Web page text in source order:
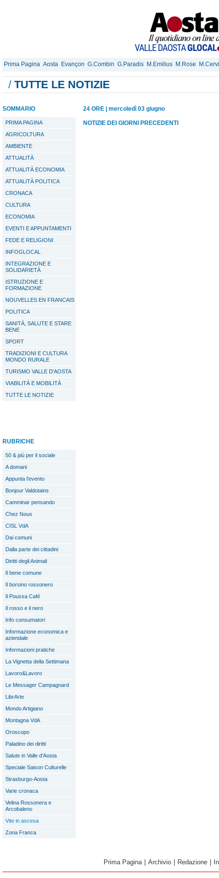
Prima Pagina Aosta Evançon G.Combin G.Paradis M.Emilius M.Rose
/ TUTTE LE NOTIZIE
SOMMARIO
PRIMA PAGINA
AGRICOLTURA
AMBIENTE
ATTUALITÀ
ATTUALITÀ ECONOMIA
ATTUALITÀ POLITICA
CRONACA
CULTURA
ECONOMIA
EVENTI E APPUNTAMENTI
FEDE E RELIGIONI
INFOGLOCAL
INTEGRAZIONE E
SOLIDARIETÀ
ISTRUZIONE E
FORMAZIONE
NOUVELLES EN FRANCAIS
POLITICA
SANITÀ, SALUTE E STARE
BENE
SPORT
TRADIZIONI E CULTURA
MONDO RURALE
TURISMO VALLE D'AOSTA
VIABILITÀ E MOBILITÀ
TUTTE LE NOTIZIE
RUBRICHE
50 & più per il sociale
A domani
Appunta l'evento
Bonjour Valdotains
Camminar pensando
Chez Nous
CISL VdA
Dai comuni
Dalla parte dei cittadini
Diritti degli Animali
Il bene comune
Il borsino rossonero
Il Poussa Café
Il rosso e il nero
Info consumatori
Informazione economica e
aziendale
Informazioni pratiche
La Vignetta della Settimana
Lavoro&Lavoro
Le Messager Campagnard
LibrArte
Mondo Artigiano
Montagna VdA
Oroscopo
Paladino dei diritti
Salute in Valle d'Aosta
Speciale Saison Culturelle
Strasburgo-Aosta
Varie cronaca
Velina Rossonera e
Arcobaleno
Vite in ascesa
Zona Franca
24 ORE mercoledì 03 giugno
NOTIZIE DEI GIORNI PRECEDENTI
Prima Pagina Archivio Redazione